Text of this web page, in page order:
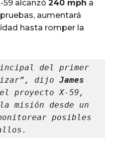
59 alcanzó 240 mph a
aumentará
hasta romper la
del primer
dijo James
proyecto X-59,
misión desde un
posibles